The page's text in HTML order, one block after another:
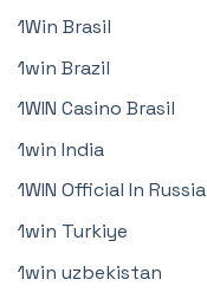
1Win Brasil
1win Brazil
1WIN Casino Brasil
1win India
1WIN Official In Russia
1win Turkiye
1win uzbekistan